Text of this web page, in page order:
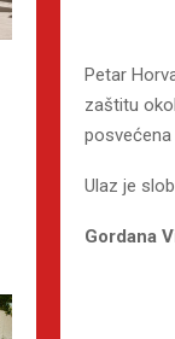
Petar
zaštitu
posvećena
Ulaz je
Gordana